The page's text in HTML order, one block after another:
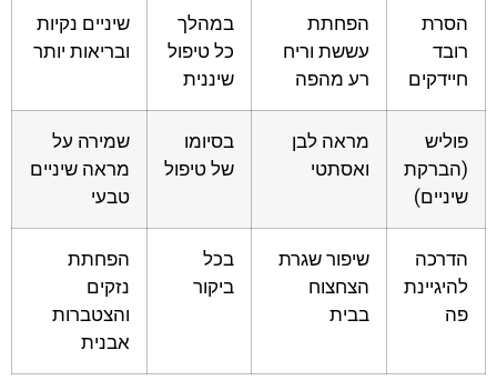
הסרת
רובד
חיידקים
הפחתת
עששת וריח
רע מהפה
במהלך
כל טיפול
שיננית
שיניים נקיות
ובריאות יותר
פוליש
(הברקת
שיניים)
מראה לבן
ואסתטי
בסיומו
של טיפול
שמירה על
מראה שיניים
טבעי
הדרכה
להיגיינת
פה
שיפור שגרת
הצחצוח
בבית
בכל
ביקור
הפחתת
נזקים
והצטברות
אבנית